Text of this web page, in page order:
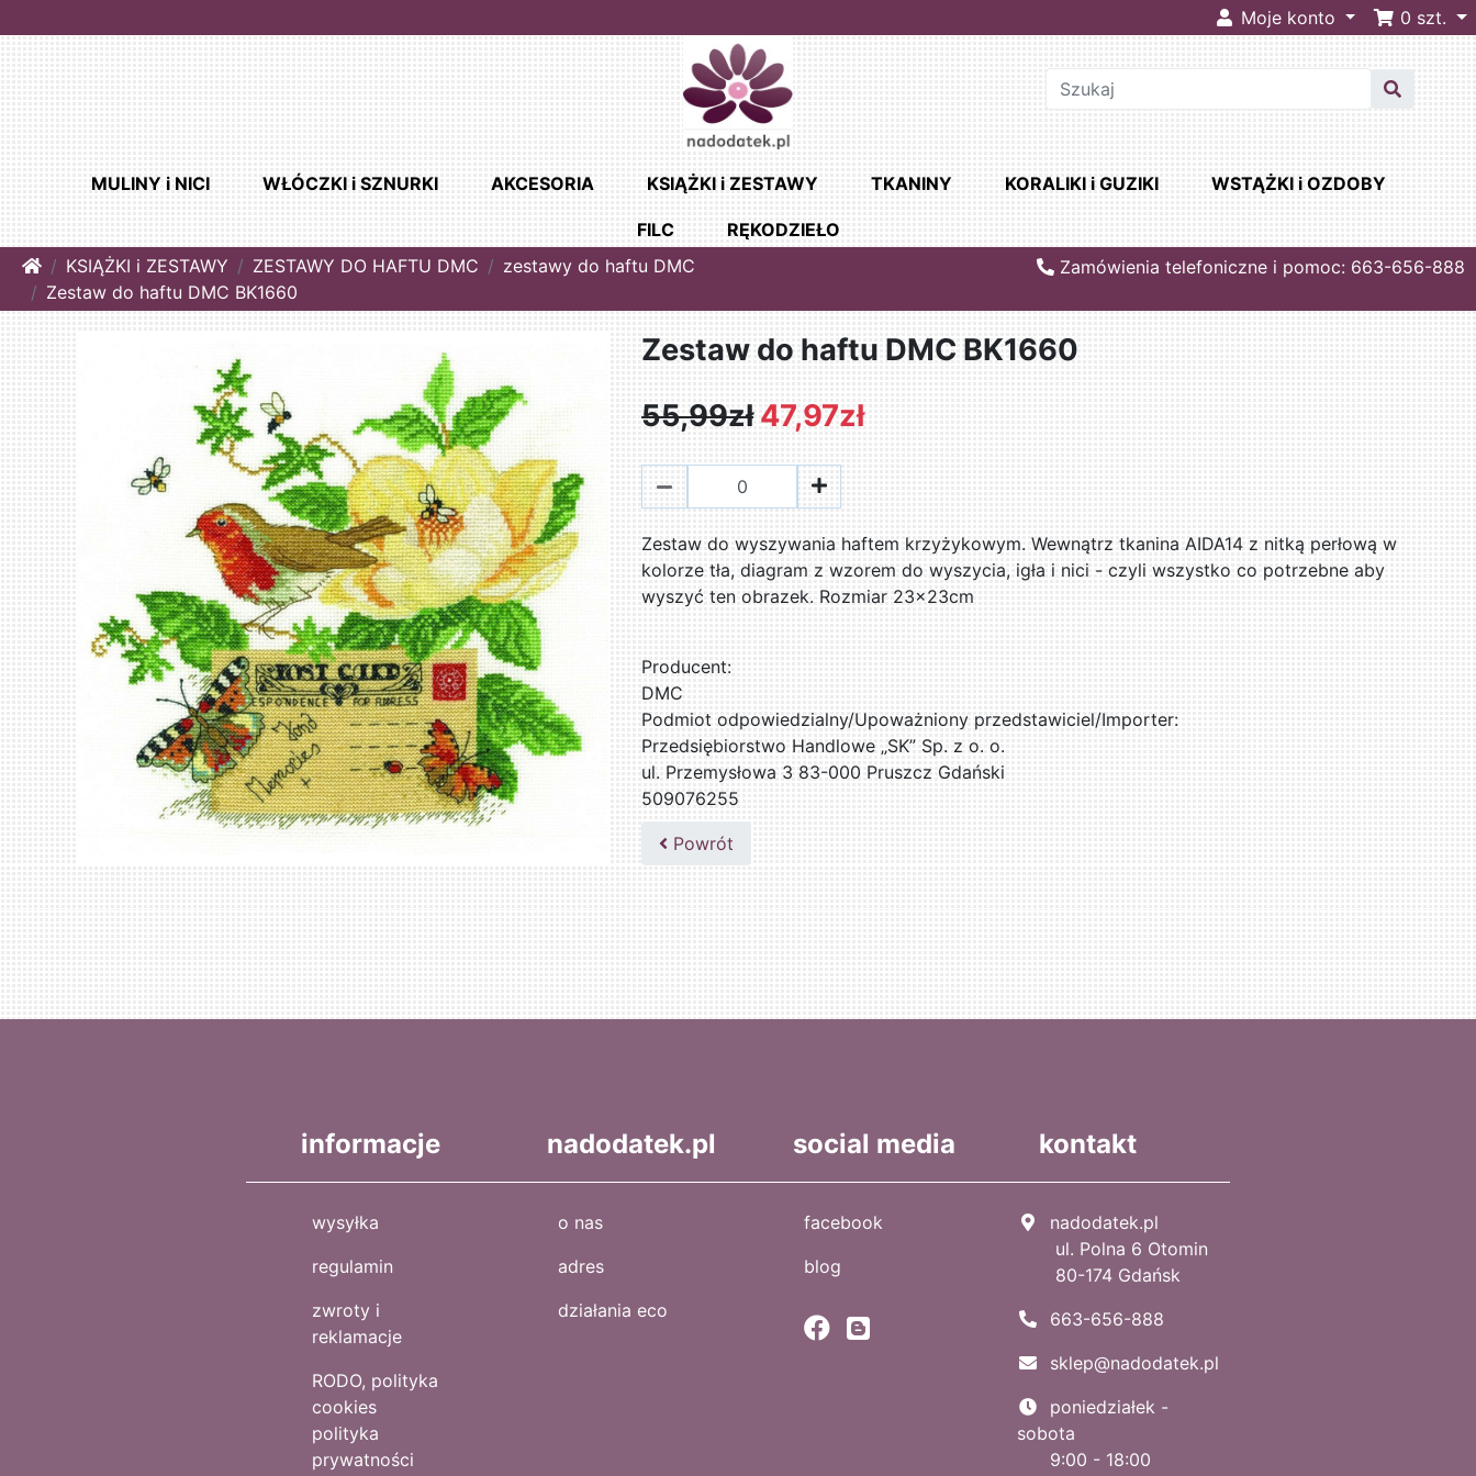
Moje konto 0 szt.
MULINY i NICI WŁÓCZKI i SZNURKI AKCESORIA KSIĄŻKI i ZESTAWY TKANINY KORALIKI i GUZIKI WSTĄŻKI i OZDOBY
FILC
RĘKODZIEŁO
HomeKSIĄŻKI i ZESTAWY ZESTAWY DO HAFTU DMC
zestawy do haftu DMC
Zestaw do haftu DMC BK1660
Zamówienia telefoniczne i pomoc: 663-656-888
Zestaw do haftu DMC BK1660
55,99zł 47,97zł
Zestaw do wyszywania haftem krzyżykowym. Wewnątrz tkanina AIDA14 z nitką perłową w
kolorze tła, diagram z wzorem do wyszycia, igła i nici - czyli wszystko co potrzebne aby
wyszyć ten obrazek. Rozmiar 23x23cm
Producent:
DMC
Podmiot odpowiedzialny/Upoważniony przedstawiciel/Importer:
Przedsiębiorstwo Handlowe „SK” Sp. z o. o.
ul. Przemysłowa 3 83-000 Pruszcz Gdański
509076255
Powrót
informacje
wysyłka
regulamin
zwroty i
reklamacje
RODO, polityka
cookies
polityka
prywatności
nadodatek.pl
o nas
adres
działania eco
social media
facebook
blog
kontakt
nadodatek.pl
ul. Polna 6 Otomin
80-174 Gdańsk
663-656-888
sklep@nadodatek.pl
poniedziałek -
sobota
9:00 - 18:00